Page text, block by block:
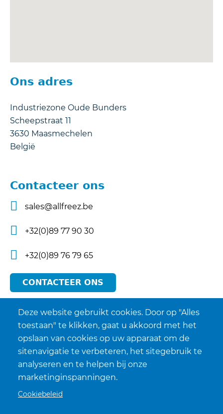
Ons adres
Industriezone Oude Bunders
Scheepstraat 11
3630 Maasmechelen
België
Contacteer ons
sales@allfreez.be
+32(0)89 77 90 30
+32(0)89 76 79 65
CONTACTEER ONS
Deze website gebruikt cookies. Door op "Alles
toestaan" te klikken, gaat u akkoord met het
opslaan van cookies op uw apparaat om de
sitenavigatie te verbeteren, het sitegebruik te
analyseren en te helpen bij onze
marketinginspanningen.
Cookiebeleid